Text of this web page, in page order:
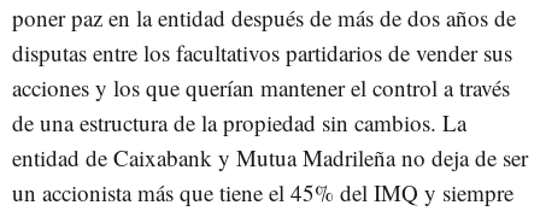
poner paz en la entidad después de más de dos años de
disputas entre los facultativos partidarios de vender sus
acciones y los que querían mantener el control a través
de una estructura de la propiedad sin cambios. La
entidad de Caixabank y Mutua Madrileña no deja de ser
un accionista más que tiene el 45% del IMQ y siempre